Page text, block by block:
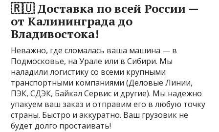
🇷🇺 Доставка по всей России —
от Калининграда до
Владивостока!
Неважно, где сломалась ваша машина — в
Подмосковье, на Урале или в Сибири. Мы
наладили логистику со всеми крупными
транспортными компаниями (Деловые Линии,
ПЭК, СДЭК, Байкал Сервис и другие). Мы надежно
упакуем ваш заказ и отправим его в любую точку
страны. Быстро и аккуратно. Ваш грузовик не
будет долго простаивать!